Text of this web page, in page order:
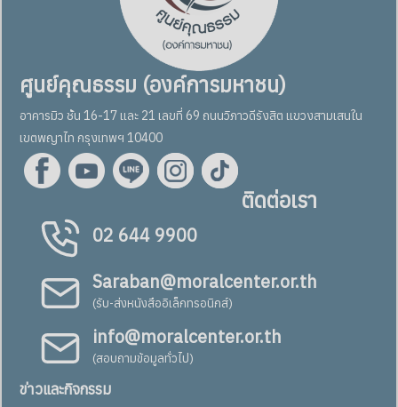
ศูนย์คุณธรรม (องค์การมหาชน)
อาคารมิว ชั้น 16-17 และ 21 เลขที่ 69 ถนนวิภาวดีรังสิต แขวงสามเสนใน
เขตพญาไท กรุงเทพฯ 10400
ติดต่อเรา
02 644 9900
Saraban@moralcenter.or.th
(รับ-ส่งหนังสืออิเล็กทรอนิกส์)
info@moralcenter.or.th
(สอบถามข้อมูลทั่วไป)
ข่าวและกิจกรรม